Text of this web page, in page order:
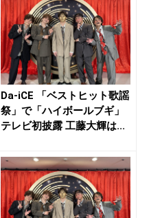
Da-iCE 「ベストヒット歌謡
祭」で「ハイボールブギ」
テレビ初披露 工藤大輝は...